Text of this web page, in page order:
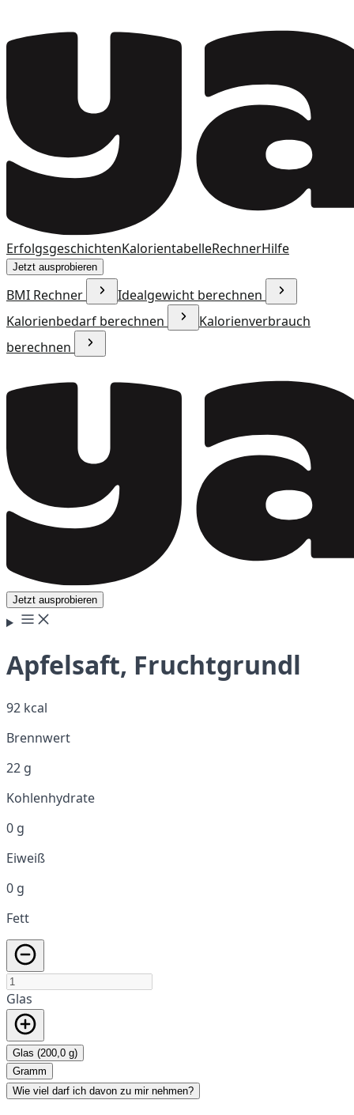
ErfolgsgeschichtenKalorientabelleRechnerHilfe
Jetzt ausprobieren
BMI Rechner
Idealgewicht berechnen
Kalorienbedarf berechnen
Kalorienverbrauch
berechnen
Jetzt ausprobieren
Apfelsaft, Fruchtgrundl
92 kcal
Brennwert
22 g
Kohlenhydrate
0 g
Eiweiß
0 g
Fett
Glas
Glas (200,0 g)
Gramm
Wie viel darf ich davon zu mir nehmen?